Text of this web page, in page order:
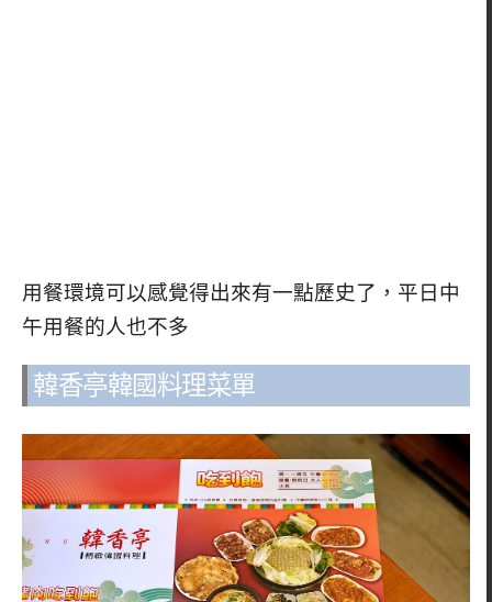
用餐環境可以感覺得出來有一點歷史了，平日中
午用餐的人也不多
韓香亭韓國料理菜單